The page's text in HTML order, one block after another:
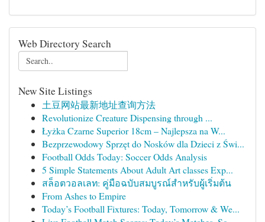
Web Directory Search
New Site Listings
土豆网站最新地址查询方法
Revolutionize Creature Dispensing through ...
Łyżka Czarne Superior 18cm – Najlepsza na W...
Bezprzewodowy Sprzęt do Nosków dla Dzieci z Świ...
Football Odds Today: Soccer Odds Analysis
5 Simple Statements About Adult Art classes Exp...
สล็อตวอลเลท: คู่มือฉบับสมบูรณ์สำหรับผู้เริ่มต้น
From Ashes to Empire
Today’s Football Fixtures: Today, Tomorrow & We...